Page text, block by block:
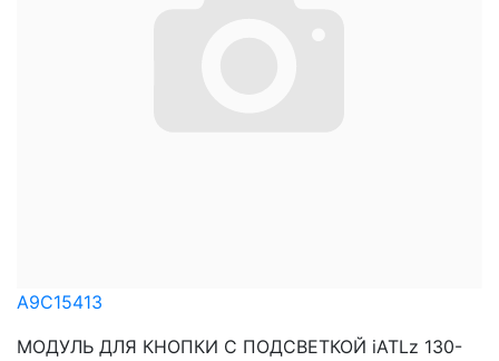
A9C15413
МОДУЛЬ ДЛЯ КНОПКИ С ПОДСВЕТКОЙ iATLz 130-